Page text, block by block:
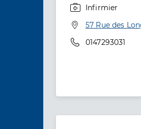
Infirmier
Adresse
57 Rue des
Téléphone
0147293031